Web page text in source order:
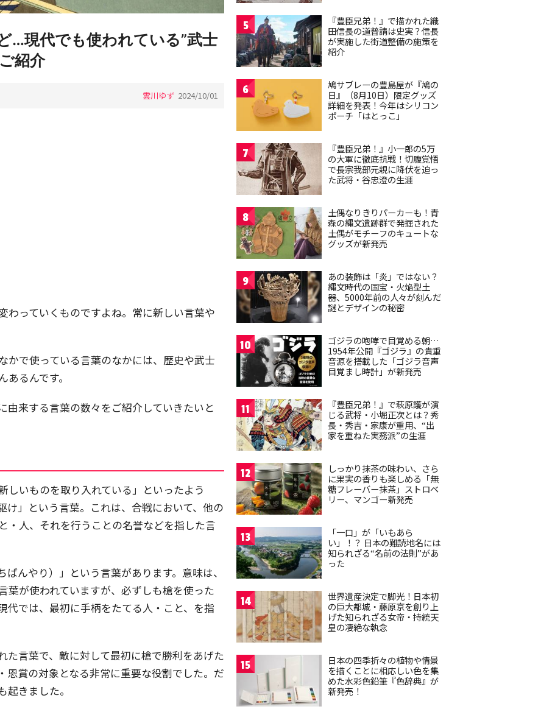
…現代でも使われている”武士
紹介
雲川ゆず 2024/10/01
わっていくものですよね。常に新しい言葉や
かで使っている言葉のなかには、歴史や武士
るんです。
由来する言葉の数々をご紹介していきたいと
しいものを取り入れている」といったよう
け」という言葉。これは、合戦において、他の
・人、それを行うことの名誉などを指した言
んやり）」という言葉があります。意味は、
葉が使われていますが、必ずしも槍を使った
代では、最初に手柄をたてる人・こと、を指
た言葉で、敵に対して最初に槍で勝利をあげた
恩賞の対象となる非常に重要な役割でした。だ
きました。
5
『豊臣兄弟！』で描かれた織
田信長の道普請は史実？信長
が実施した街道整備の施策を
紹介
6
鳩サブレーの豊島屋が『鳩の
日』（8月10日）限定グッズ
詳細を発表！今年はシリコン
ポーチ「はとっこ」
7
『豊臣兄弟！』小一郎の5万
の大軍に徹底抗戦！切腹覚悟
で長宗我部元親に降伏を迫っ
た武将・谷忠澄の生涯
8
土偶なりきりパーカーも！青
森の縄文遺跡群で発掘された
土偶がモチーフのキュートな
グッズが新発売
9
あの装飾は「炎」ではない？
縄文時代の国宝・火焔型土
器、5000年前の人々が刻んだ
謎とデザインの秘密
10
ゴジラの咆哮で目覚める朝…
1954年公開『ゴジラ』の貴重
音源を搭載した「ゴジラ音声
目覚まし時計」が新発売
11
『豊臣兄弟！』で萩原護が演
じる武将・小堀正次とは？秀
長・秀吉・家康が重用、“出
家を重ねた実務派”の生涯
12
しっかり抹茶の味わい、さら
に果実の香りも楽しめる「無
糖フレーバー抹茶」ストロベ
リー、マンゴー新発売
13
「一口」が「いもあら
い」！？ 日本の難読地名には
知られざる“名前の法則”があ
った
14
世界遺産決定で脚光！日本初
の巨大都城・藤原京を創り上
げた知られざる女帝・持統天
皇の凄絶な執念
15
日本の四季折々の植物や情景
を描くことに相応しい色を集
めた水彩色鉛筆『色辞典』が
新発売！